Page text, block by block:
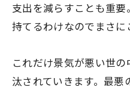
支出を減らすことも重
持てるわけなのでまさに
これだけ景気が悪い世
汰されていきます。最悪